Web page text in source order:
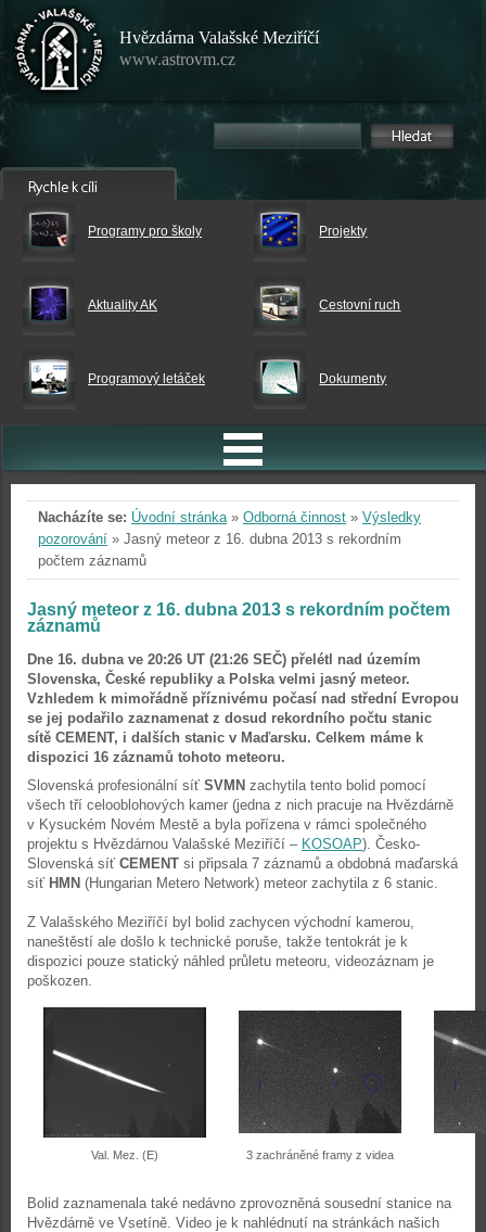
Hvězdárna Valašské Meziříčí
www.astrovm.cz
Programy pro školy Projekty
Aktuality AK Cestovní ruch
Programový letáček Dokumenty
Nacházíte se: Úvodní stránka» Odborná činnost » Výsledky
pozorování » Jasný meteor z 16. dubna 2013 s rekordním
počtem záznamů
Jasný meteor z 16. dubna 2013 s rekordním počtem
záznamů
Dne 16. dubna ve 20:26 UT (21:26 SEČ) přelétl nad územím
Slovenska, České republiky a Polska velmi jasný meteor.
Vzhledem k mimořádně příznivému počasí nad střední Evropou
se jej podařilo zaznamenat z dosud rekordního počtu stanic
sítě CEMENT, i dalších stanic v Maďarsku. Celkem máme k
dispozici 16 záznamů tohoto meteoru.
Slovenská profesionální síť SVMN zachytila tento bolid pomocí
všech tří celooblohových kamer (jedna z nich pracuje na Hvězdárně
v Kysuckém Novém Mestě a byla pořízena v rámci společného
projektu s Hvězdárnou Valašské Meziříčí – KOSOAP). Česko-
Slovenská síť CEMENT si připsala 7 záznamů a obdobná maďarská
síť HMN (Hungarian Metero Network) meteor zachytila z 6 stanic.
Z Valašského Meziříčí byl bolid zachycen východní kamerou,
naneštěstí ale došlo k technické poruše, takže tentokrát je k
dispozici pouze statický náhled průletu meteoru, videozáznam je
poškozen.
Val. Mez. (E) 3 zachráněné framy z videa
Bolid zaznamenala také nedávno zprovozněná sousední stanice na
Hvězdárně ve Vsetíně. Video je k nahlédnutí na stránkách našich